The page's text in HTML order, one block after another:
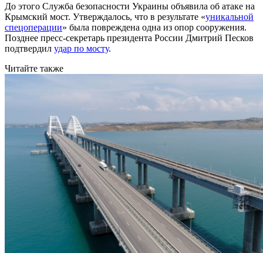
До этого Служба безопасности Украины объявила об атаке на
Крымский мост. Утверждалось, что в результате «уникальной
спецоперации» была повреждена одна из опор сооружения.
Позднее пресс-секретарь президента России Дмитрий Песков
подтвердил удар по мосту.
Читайте также